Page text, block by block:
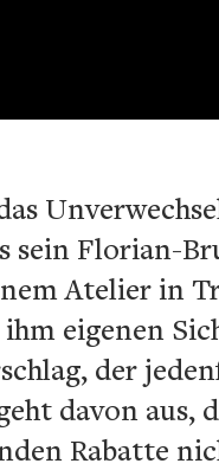
sein Florian-
Atelier in
eigenen
der
davon aus,
Rabatte